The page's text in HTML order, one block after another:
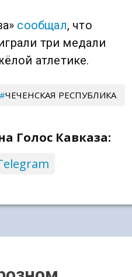
сообщал, что
три медали
атлетике.
ЧЕЧЕНСКАЯ РЕСПУБЛИКА
Голос Кавказа: